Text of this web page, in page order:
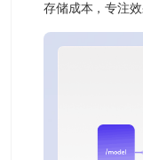
存储成本，专注